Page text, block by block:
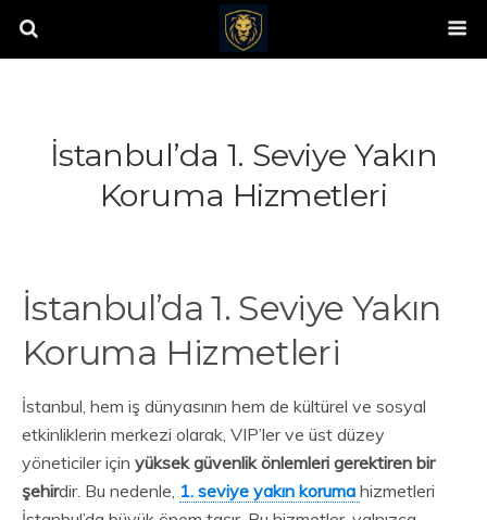
İstanbul’da 1. Seviye Yakın
Koruma Hizmetleri
İstanbul’da 1. Seviye Yakın
Koruma Hizmetleri
İstanbul, hem iş dünyasının hem de kültürel ve sosyal
etkinliklerin merkezi olarak, VIP’ler ve üst düzey
yöneticiler için yüksek güvenlik önlemleri gerektiren bir
şehirdir. Bu nedenle, 1. seviye yakın koruma hizmetleri